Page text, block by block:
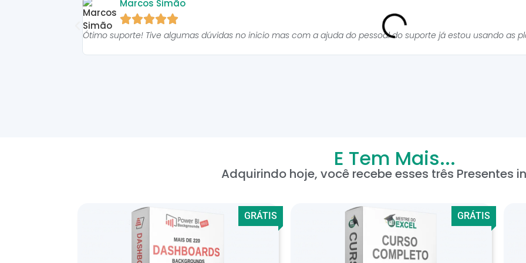
Marcos Simão

Ótimo suporte! Tive algumas dúvidas no inicio mas com a ajuda do pessoal do suporte já estou usando as
E Tem Mais...
Adquirindo hoje, você recebe esses três Presentes
GRÁTIS GRÁTIS